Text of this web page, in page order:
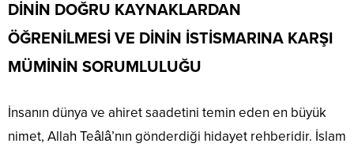
DİNİN DOĞRU KAYNAKLARDAN
ÖĞRENİLMESİ VE DİNİN İSTİSMARINA KARŞI
MÜMİNİN SORUMLULUĞU
İnsanın dünya ve ahiret saadetini temin eden en büyük
nimet, Allah Teâlâ’nın gönderdiği hidayet rehberidir. İslam